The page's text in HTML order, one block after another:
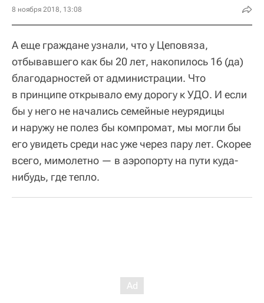
8 ноября 2018, 13:08
А еще граждане узнали, что у Цеповяза,
отбывавшего как бы 20 лет, накопилось 16 (да)
благодарностей от администрации. Что
в принципе открывало ему дорогу к УДО. И если
бы у него не начались семейные неурядицы
и наружу не полез бы компромат, мы могли бы
его увидеть среди нас уже через пару лет. Скорее
всего, мимолетно — в аэропорту на пути куда-
нибудь, где тепло.